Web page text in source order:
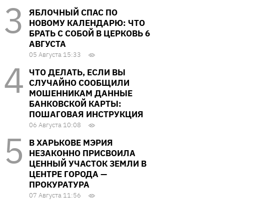
ЯБЛОЧНЫЙ СПАС ПО
НОВОМУ КАЛЕНДАРЮ: ЧТО
БРАТЬ С СОБОЙ В ЦЕРКОВЬ 6
АВГУСТА
05 Августа 15:33
ЧТО ДЕЛАТЬ, ЕСЛИ ВЫ
СЛУЧАЙНО СООБЩИЛИ
МОШЕННИКАМ ДАННЫЕ
БАНКОВСКОЙ КАРТЫ:
ПОШАГОВАЯ ИНСТРУКЦИЯ
06 Августа 10:08
В ХАРЬКОВЕ МЭРИЯ
НЕЗАКОННО ПРИСВОИЛА
ЦЕННЫЙ УЧАСТОК ЗЕМЛИ В
ЦЕНТРЕ ГОРОДА —
ПРОКУРАТУРА
07 Августа 11:56